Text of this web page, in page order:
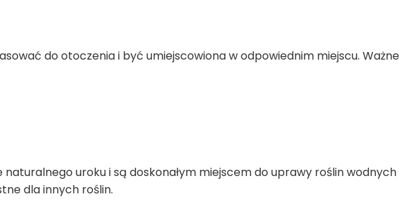
do otoczenia i być umiejscowiona w odpowiednim miejscu. Ważne
uroku i są doskonałym miejscem do uprawy roślin wodnych
dla innych roślin.